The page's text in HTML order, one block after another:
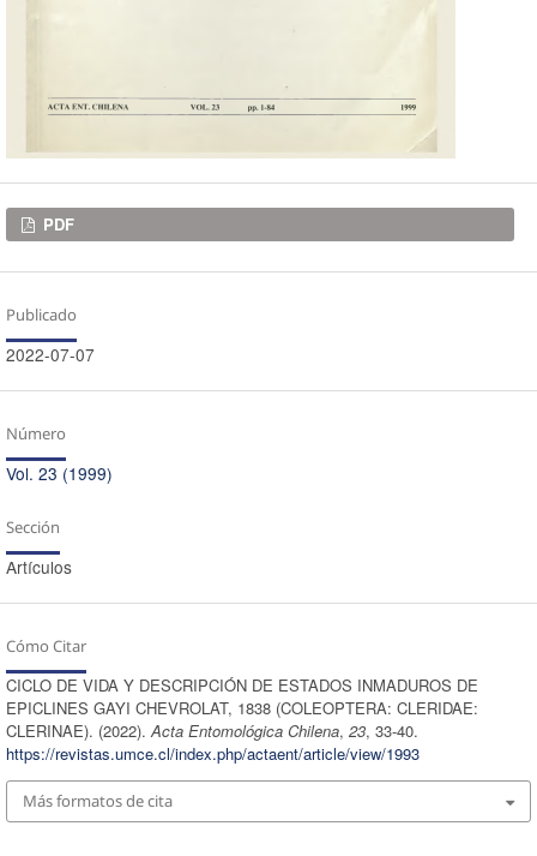
Descargas
PDF
Publicado
2022-07-07
Número
Vol. 23 (1999)
Sección
Artículos
Cómo Citar
CICLO DE VIDA Y DESCRIPCIÓN DE ESTADOS INMADUROS DE
EPICLINES GAYI CHEVROLAT, 1838 (COLEOPTERA: CLERIDAE:
CLERINAE). (2022).Acta Entomológica Chilena, 23, 33-40.
https://revistas.umce.cl/index.php/actaent/article/view/1993
Más formatos de cita